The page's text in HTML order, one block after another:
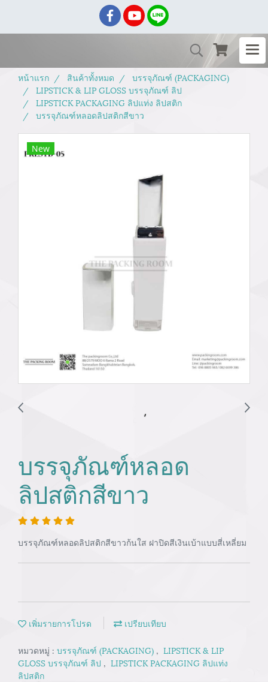
หน้าแรก สินค้าทั้งหมด
บรรจุภัณฑ์ (PACKAGING)
LIPSTICK & LIP GLOSS บรรจุภัณฑ์ ลิป
LIPSTICK PACKAGING ลิปแท่ง ลิปสติก
บรรจุภัณฑ์หลอดลิปสติกสีขาว
New
บรรจุภัณฑ์หลอด
ลิปสติกสีขาว
บรรจุภัณฑ์หลอดลิปสติกสีขาวก้นใส ฝาปิดสีเงินเบ้าแบบสี่เหลี่ยม
เพิ่มรายการโปรด เปรียบเทียบ
หมวดหมู่ : บรรจุภัณฑ์ (PACKAGING) , LIPSTICK & LIP
GLOSS บรรจุภัณฑ์ ลิป , LIPSTICK PACKAGING ลิปแท่ง
ลิปสติก